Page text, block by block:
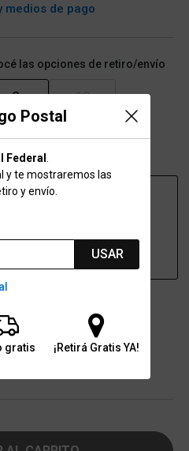
Postal
Federal
y te mostraremos las
y envío.
USAR
gratis ¡Retirá Gratis YA!
medios de pago
las opciones de retiro/envío
8 10
(a domicilio)
Seleccioná talle